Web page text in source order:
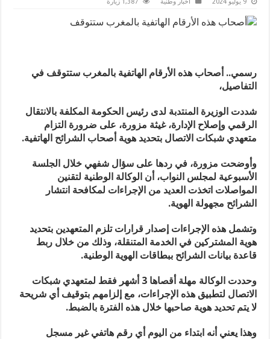
رسمي.. أصحاب هذه الأرقام الهاتفية بالمغرب ستتوقف في
التفاصيل،
شددت الوزيرة المنتدبة لدى رئيس الحكومة المكلفة بالانتقال
الرقمي وإصلاح الإدارة، غيثة مزورة، على ضرورة التزام
متعهدي شبكات الاتصال بتحديد هوية أصحاب الشرائح الهاتفية.
وأوضحت مزورة، في ردها على سؤال شفهي خلال الجلسة
الأسبوعية لمجلس النواب، أن الوكالة الوطنية لتقنين
المواصلات اتخذت العديد من الإجراءات لمكافحة انتشار
الشرائح مجهولة الهوية.
وتشمل هذه الإجراءات إصدار قرارات تلزم المتعهدين بتحديد
هوية المشتركين في الخدمة المتنقلة، وذلك من خلال ربط
قاعدة بيانات الشرائح ببطاقات الهوية الوطنية.
وحددت الوكالة مهلة أقصاها 3 أشهر فقط لمتعهدي شبكات
الاتصال لتطبيق هذه الإجراءات، مع إلزامهم بتوقيف أي شريحة
لا يتم تحديد هوية صاحبها خلال هذه الفترة بالضبط.
وهذا يعني أنه ابتداء من اليوم أي رقم هاتفي غير مسجل